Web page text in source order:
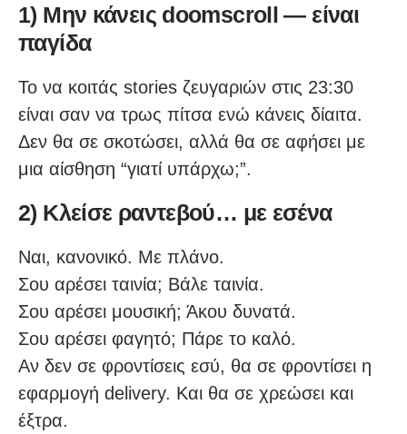
1) Μην κάνεις doomscroll — είναι
παγίδα
Το να κοιτάς stories ζευγαριών στις 23:30
είναι σαν να τρως πίτσα ενώ κάνεις δίαιτα.
Δεν θα σε σκοτώσει, αλλά θα σε αφήσει με
μια αίσθηση “γιατί υπάρχω;”.
2) Κλείσε ραντεβού… με εσένα
Ναι, κανονικό. Με πλάνο.
Σου αρέσει ταινία; Βάλε ταινία.
Σου αρέσει μουσική; Άκου δυνατά.
Σου αρέσει φαγητό; Πάρε το καλό.
Αν δεν σε φροντίσεις εσύ, θα σε φροντίσει η
εφαρμογή delivery. Και θα σε χρεώσει και
έξτρα.